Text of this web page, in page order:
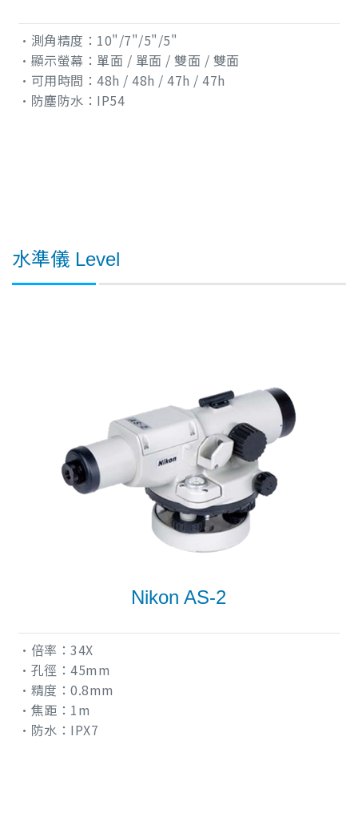
•測角精度：10"/7"/5"/5"
•顯示螢幕：單面 / 單面 / 雙面 / 雙面
•可用時間：48h / 48h / 47h / 47h
•防塵防水：IP54
水準儀 Level
Nikon AS-2
•倍率：34X
•孔徑：45mm
•精度：0.8mm
•焦距：1m
•防水：IPX7